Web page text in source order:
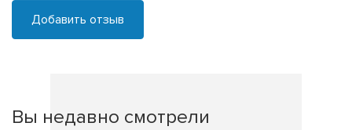
Добавить отзыв
Вы недавно смотрели